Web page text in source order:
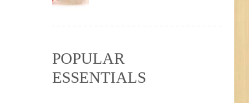
POPULAR
ESSENTIALS